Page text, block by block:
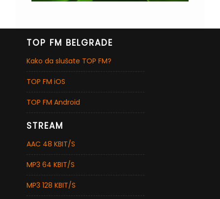
TOP FM BELGRADE
Kako da slušate TOP FM?
TOP FM iOS
TOP FM Android
STREAM
AAC 48 KBIT/S
MP3 64 KBIT/S
MP3 128 KBIT/S